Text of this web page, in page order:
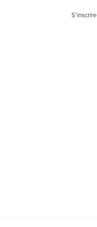
S'inscrire